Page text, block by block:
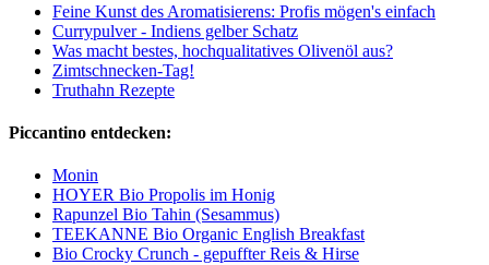
Feine Kunst des Aromatisierens: Profis mögen's einfach
Currypulver - Indiens gelber Schatz
Was macht bestes, hochqualitatives Olivenöl aus?
Zimtschnecken-Tag!
Truthahn Rezepte
Piccantino entdecken:
Monin
HOYER Bio Propolis im Honig
Rapunzel Bio Tahin (Sesammus)
TEEKANNE Bio Organic English Breakfast
Bio Crocky Crunch - gepuffter Reis & Hirse